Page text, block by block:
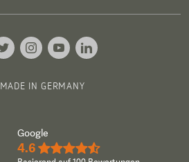
MADE IN GERMANY
Google
4.6 ★★★★½